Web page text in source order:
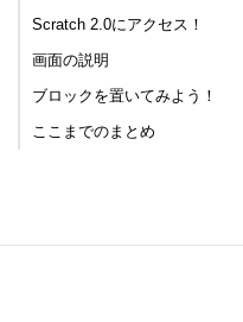
Scratch 2.0にアクセス！
画面の説明
ブロックを置いてみよう！
ここまでのまとめ